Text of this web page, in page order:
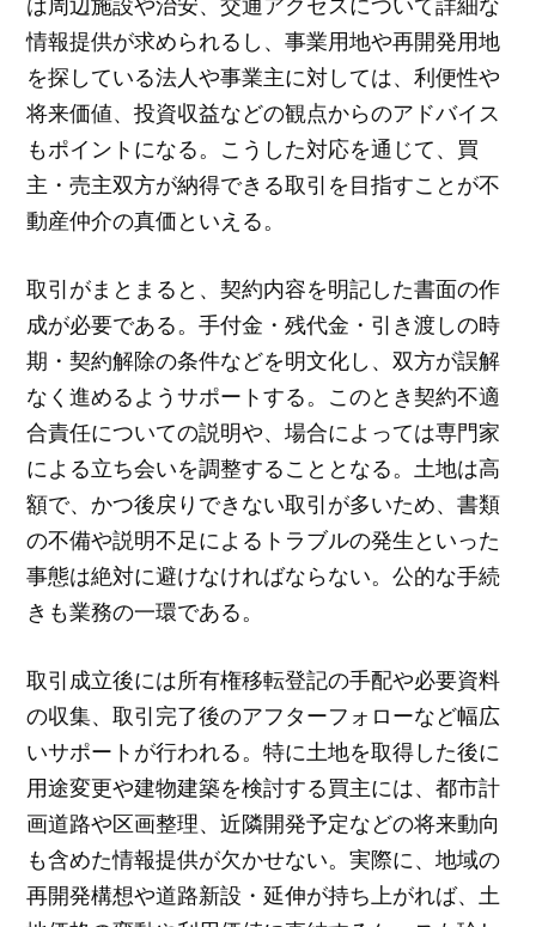
情報提供が求められるし、事業用地や再開発用地
を探している法人や事業主に対しては、利便性や
将来価値、投資収益などの観点からのアドバイス
もポイントになる。こうした対応を通じて、買
主・売主双方が納得できる取引を目指すことが不
動産仲介の真価といえる。
取引がまとまると、契約内容を明記した書面の作
成が必要である。手付金・残代金・引き渡しの時
期・契約解除の条件などを明文化し、双方が誤解
なく進めるようサポートする。このとき契約不適
合責任についての説明や、場合によっては専門家
による立ち会いを調整することとなる。土地は高
額で、かつ後戻りできない取引が多いため、書類
の不備や説明不足によるトラブルの発生といった
事態は絶対に避けなければならない。公的な手続
きも業務の一環である。
取引成立後には所有権移転登記の手配や必要資料
の収集、取引完了後のアフターフォローなど幅広
いサポートが行われる。特に土地を取得した後に
用途変更や建物建築を検討する買主には、都市計
画道路や区画整理、近隣開発予定などの将来動向
も含めた情報提供が欠かせない。実際に、地域の
再開発構想や道路新設・延伸が持ち上がれば、土